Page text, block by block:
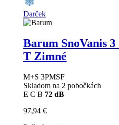
Darček
Barum SnoVanis 3
T Zimné
M+S 3PMSF
Skladom na 2 pobočkách
E C B 72 dB
97,94 €